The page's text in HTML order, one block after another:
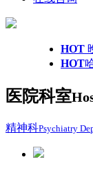
HOT
HOT
医院科室
精神科Psychiatry